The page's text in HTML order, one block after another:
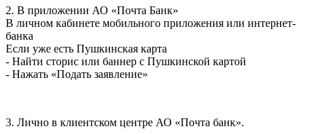
2. В приложении АО «Почта Банк»
В личном кабинете мобильного приложения или интернет-
банка
Если уже есть Пушкинская карта
- Найти сторис или баннер с Пушкинской картой
- Нажать «Подать заявление»
3. Лично в клиентском центре АО «Почта банк».